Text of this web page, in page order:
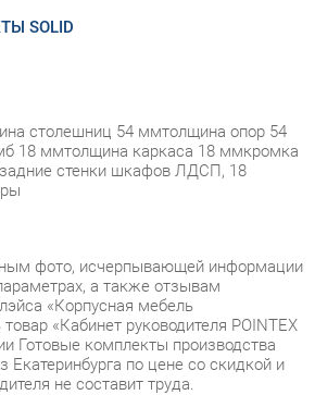
18 ммтолщина каркаса 18 ммкромка
стенки шкафов ЛДСП, 18
фото, исчерпывающей информации
а также отзывам
«Корпусная мебель
«Кабинет руководителя POINTEX
Готовые комплекты производства
по цене со скидкой и
не составит труда.
в доставку ежедневно. Товары из
на складе в Екатеринбурге вы
ми часовс момента оформления